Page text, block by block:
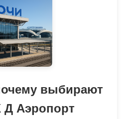
выбирают
Аэропорт